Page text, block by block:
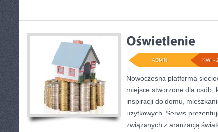
KWI -
ADMIN
Nowoczesna platforma
miejsce stworzone dla osób,
inspiracji do domu,
użytkowych. Serwis
związanych z aranżacją